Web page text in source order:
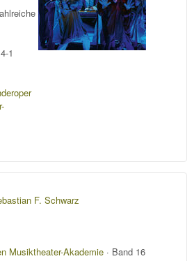
1
F. Schwarz
Musiktheater-Akademie · Band 16